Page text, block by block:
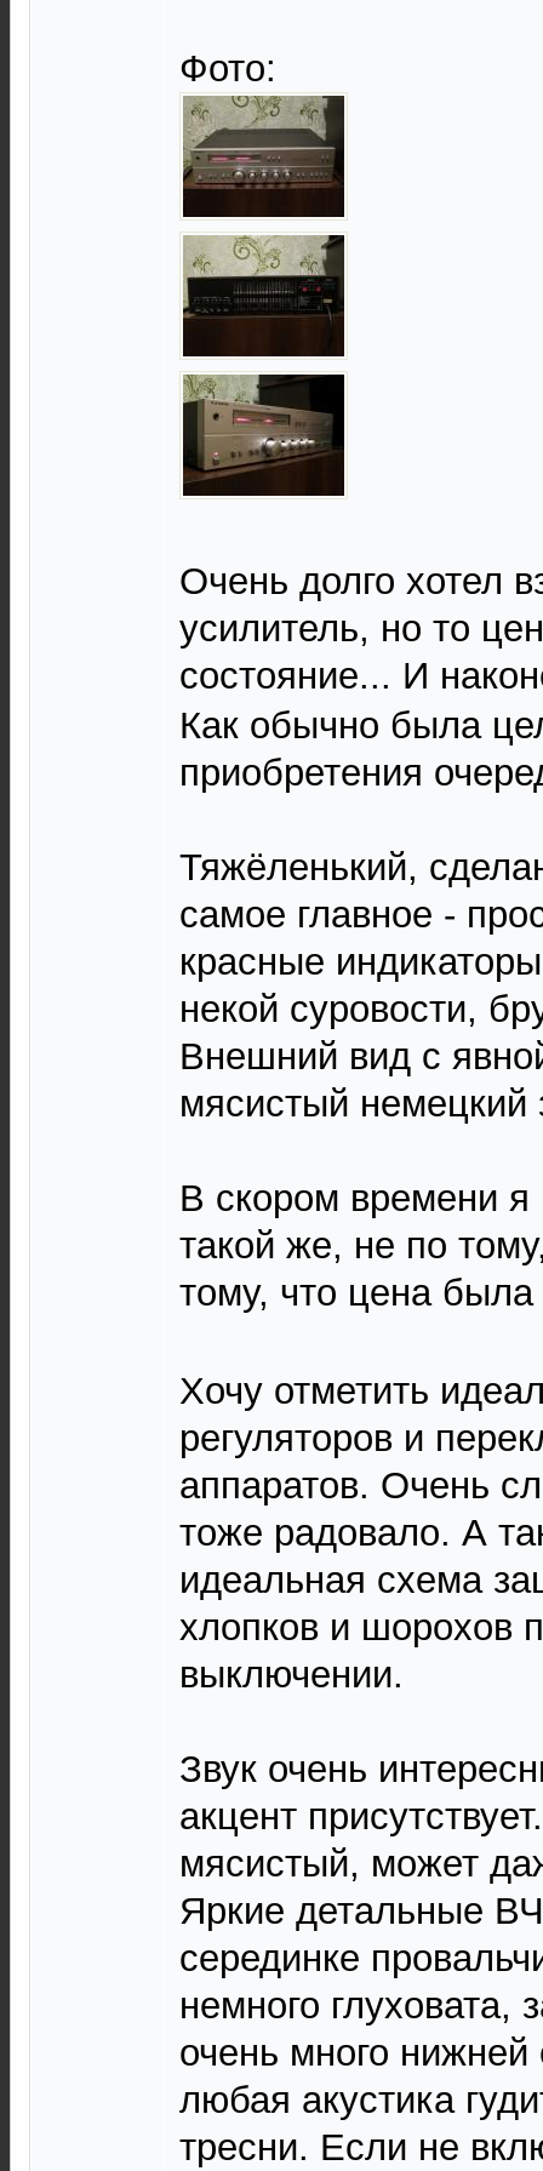
Фото:
Очень долго хотел
усилитель, но то
состояние... И
Как обычно была
приобретения
Тяжёленький,
самое главное -
красные
некой суровости,
Внешний вид с
мясистый немецкий
В скором времени
такой же, не по
тому, что цена
Хочу отметить
регуляторов и
аппаратов. Очень
тоже радовало. А
идеальная схема
хлопков и шорохов
выключении.
Звук очень
акцент
мясистый, может
Яркие детальные
серединке
немного глуховата,
очень много нижней
любая акустика
тресни. Если не